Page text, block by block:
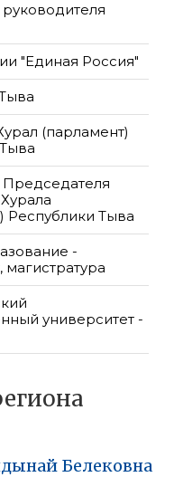
"Единая Россия"
(парламент)
Председателя
Республики Тыва
-
магистратура
университет -
Белековна